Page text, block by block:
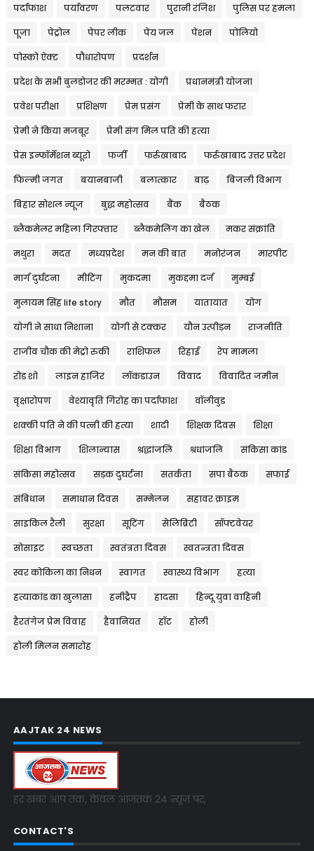
पर्दाफाश पर्यावरण पलटवार पुरानी रंजिश पुलिस पर हमला
पूजा पेट्रोल पेपर लीक पेय जल पेंशन पोलियो
पोस्को ऐक्ट पौधारोपण प्रदर्शन
प्रदेश के सभी बुलडोजर की मरम्मत : योगी प्रधानमंत्री योजना
प्रवेश परीक्षा प्रशिक्षण प्रेम प्रसंग प्रेमी के साथ फरार
प्रेमी ने किया मजबूर प्रेमी संग मिल पति की हत्या
प्रेस इन्फॉर्मेशन ब्यूरो फर्जी फर्रुखाबाद फर्रुखाबाद उत्तर प्रदेश
फिल्मी जगत बयानबाजी बलात्कार बाढ़ बिजली विभाग
बिहार सोशल न्यूज बुद्ध महोत्सव बैंक बैठक
ब्लैकमेलर महिला गिरफ्तार ब्लैकमेलिंग का खेल मकर संक्रांति
मथुरा मदत मध्यप्रदेश मन की बात मनोरंजन मारपीट
मार्ग दुर्घटना मीटिंग मुकदमा मुकद्दमा दर्ज मुम्बई
मुलायम सिंह life story मौत मौसम यातायात योग
योगी ने साधा निशाना योगी से टक्कर यौन उत्पीड़न राजनीति
राजीव चौक की मेट्रो रुकी राशिफल रिहाई रेप मामला
रोड शो लाइन हाजिर लॉकडाउन विवाद विवादित जमीन
वृक्षारोपण वेश्यावृति गिरोह का पर्दाफाश वॉलीवुड
शक्की पति ने की पत्नी की हत्या शादी शिक्षक दिवस शिक्षा
शिक्षा विभाग शिलान्यास श्रद्धांजलि श्रधांजलि संकिसा कांड
संकिसा महोत्सव सड़क दुघर्टना सतर्कता सपा बैठक सफाई
संबिधान समाधान दिवस सम्मेलन सहावर क्राइम
साइकिल रैली सुरक्षा सूटिंग सेलिब्रिटी सॉफ्टवेयर
सोसाइट स्वच्छता स्वतंत्रता दिवस स्वतन्त्रता दिवस
स्वर कोकिला का निधन स्वागत स्वास्थ्य विभाग हत्या
हत्याकांड का खुलासा हनीट्रैप हादसा हिन्दू युवा वाहिनी
हैरतंगेज प्रेम विवाह हैवानियत हॉट होली
होली मिलन समारोह
AAJTAK 24 NEWS
हर खबर आप तक, केवल आजतक 24 न्यूज पर,
CONTACT'S